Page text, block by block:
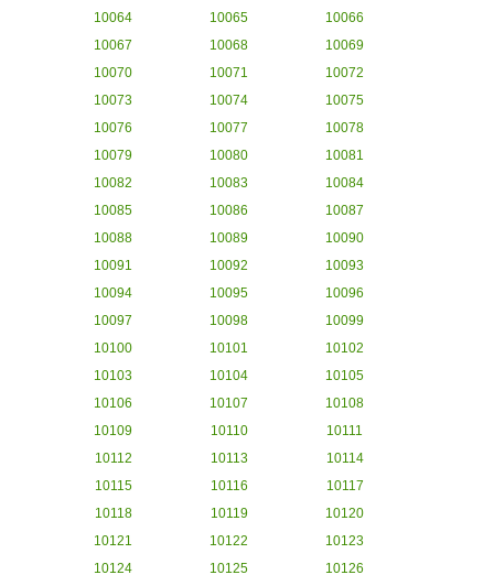
10064
10065
10066
10067
10068
10069
10070
10071
10072
10073
10074
10075
10076
10077
10078
10079
10080
10081
10082
10083
10084
10085
10086
10087
10088
10089
10090
10091
10092
10093
10094
10095
10096
10097
10098
10099
10100
10101
10102
10103
10104
10105
10106
10107
10108
10109
10110
10111
10112
10113
10114
10115
10116
10117
10118
10119
10120
10121
10122
10123
10124
10125 10126